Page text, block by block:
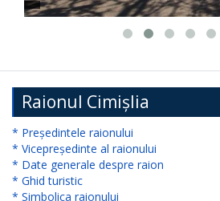
Cimișlia
Cultură,
Tineret
și
Sport
Cimișlia
Raionul Cimișlia
* Președintele raionului
* Vicepreședinte al raionului
* Date generale despre raion
* Ghid turistic
* Simbolica raionului